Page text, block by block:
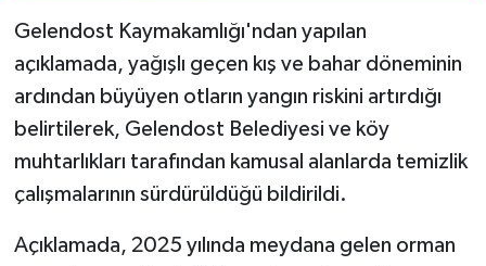
Gelendost Kaymakamlığı'ndan yapılan
açıklamada, yağışlı geçen kış ve bahar döneminin
ardından büyüyen otların yangın riskini artırdığı
belirtilerek, Gelendost Belediyesi ve köy
muhtarlıkları tarafından kamusal alanlarda temizlik
çalışmalarının sürdürüldüğü bildirildi.
Açıklamada, 2025 yılında meydana gelen orman